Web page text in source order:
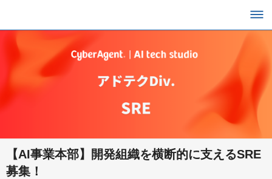
【AI事業本部】開発組織を横断的に支えるSRE
募集！